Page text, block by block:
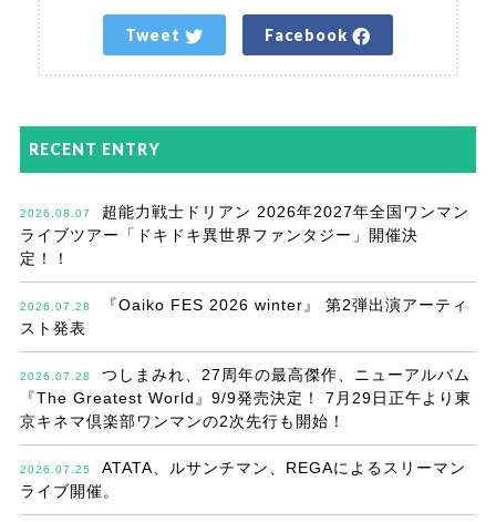
Tweet Facebook
RECENT ENTRY
2026.08.07
超能力戦士ドリアン 2026年2027年全国ワンマン
ライブツアー「ドキドキ異世界ファンタジー」開催決
定！！
2026.07.28
『Oaiko FES 2026 winter』 第2弾出演アーティ
スト発表
2026.07.28
つしまみれ、27周年の最高傑作、ニューアルバム
『The Greatest World』9/9発売決定！ 7月29日正午より東
京キネマ倶楽部ワンマンの2次先行も開始！
2026.07.25
ATATA、ルサンチマン、REGAによるスリーマン
ライブ開催。